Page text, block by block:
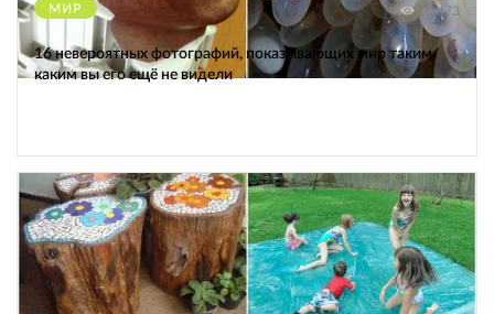
МИР 12473
16 невероятных фотографий, показывающих мир таким,
каким вы его ещё не видели